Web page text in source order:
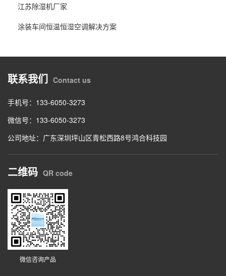
江苏除湿机厂家
涂装车间恒温恒湿空调解决方案
联系我们 Contact us
手机号：133-6050-3273
微信号：133-6050-3273
公司地址：广东深圳坪山区青松西路8号鸿合科技园
二维码 QR code
微信咨询产品